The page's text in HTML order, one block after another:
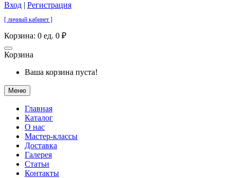
Вход | Регистрация
[ личный кабинет ]
Корзина: 0 ед. 0 ₽
Корзина
Ваша корзина пуста!
Меню
Главная
Каталог
О нас
Мастер-классы
Доставка
Галерея
Статьи
Контакты